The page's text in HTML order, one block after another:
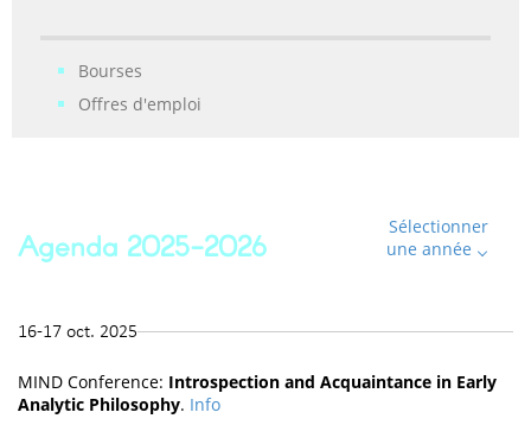
Bourses
Offres d'emploi
Sélectionner
une année
Agenda 2025-2026
16-17 oct. 2025
MIND Conference: Introspection and Acquaintance in Early
Analytic Philosophy. Info